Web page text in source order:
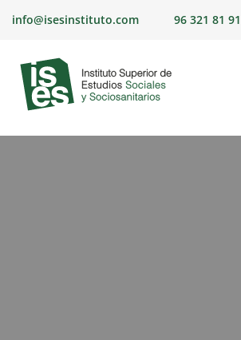
info@isesinstituto.com 96 321 81 91